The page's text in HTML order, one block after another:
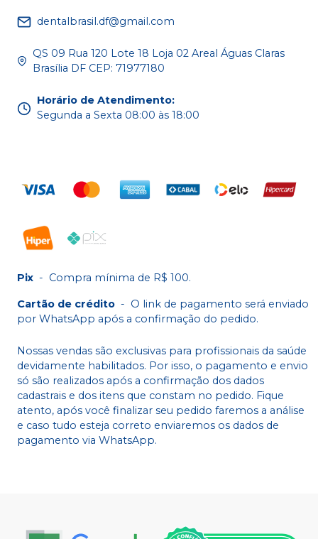
dentalbrasil.df@gmail.com
QS 09 Rua 120 Lote 18 Loja 02 Areal Águas Claras
Brasília DF CEP: 71977180
Horário de Atendimento:
Segunda a Sexta 08:00 às 18:00
Pix - Compra mínima de R$ 100.
Cartão de crédito - O link de pagamento será enviado
por WhatsApp após a confirmação do pedido.
Nossas vendas são exclusivas para profissionais da saúde
devidamente habilitados. Por isso, o pagamento e envio
só são realizados após a confirmação dos dados
cadastrais e dos itens que constam no pedido. Fique
atento, após você finalizar seu pedido faremos a análise
e caso tudo esteja correto enviaremos os dados de
pagamento via WhatsApp.